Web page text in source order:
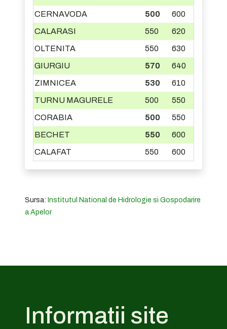
CERNAVODA
500
600
CALARASI
550
620
OLTENITA
550
630
GIURGIU
570
640
ZIMNICEA
530
610
TURNU MAGURELE
500
550
CORABIA
500
550
BECHET
550
600
CALAFAT
550 600
Sursa: Institutul National de Hidrologie si Gospodarire
a Apelor
Informatii site